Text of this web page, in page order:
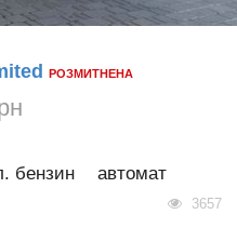
РОЗМИТНЕНА
бензин автомат
3657